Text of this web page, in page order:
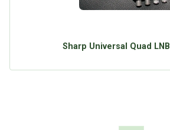
Sharp Universal Quad LNB